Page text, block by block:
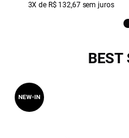
3X de R$ 132,67 sem juros
BEST
NEW-IN